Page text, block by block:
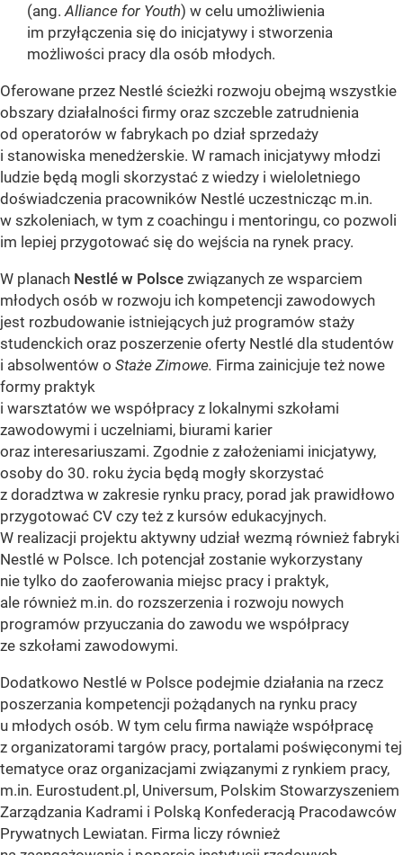
(ang. Alliance for Youth) w celu umożliwienia
im przyłączenia się do inicjatywy i stworzenia
możliwości pracy dla osób młodych.
Oferowane przez Nestlé ścieżki rozwoju obejmą wszystkie
obszary działalności firmy oraz szczeble zatrudnienia
od operatorów w fabrykach po dział sprzedaży
i stanowiska menedżerskie. W ramach inicjatywy młodzi
ludzie będą mogli skorzystać z wiedzy i wieloletniego
doświadczenia pracowników Nestlé uczestnicząc m.in.
w szkoleniach, w tym z coachingu i mentoringu, co pozwoli
im lepiej przygotować się do wejścia na rynek pracy.
W planach Nestlé w Polsce związanych ze wsparciem
młodych osób w rozwoju ich kompetencji zawodowych
jest rozbudowanie istniejących już programów staży
studenckich oraz poszerzenie oferty Nestlé dla studentów
i absolwentów o Staże Zimowe. Firma zainicjuje też nowe
formy praktyk
i warsztatów we współpracy z lokalnymi szkołami
zawodowymi i uczelniami, biurami karier
oraz interesariuszami. Zgodnie z założeniami inicjatywy,
osoby do 30. roku życia będą mogły skorzystać
z doradztwa w zakresie rynku pracy, porad jak prawidłowo
przygotować CV czy też z kursów edukacyjnych.
W realizacji projektu aktywny udział wezmą również fabryki
Nestlé w Polsce. Ich potencjał zostanie wykorzystany
nie tylko do zaoferowania miejsc pracy i praktyk,
ale również m.in. do rozszerzenia i rozwoju nowych
programów przyuczania do zawodu we współpracy
ze szkołami zawodowymi.
Dodatkowo Nestlé w Polsce podejmie działania na rzecz
poszerzania kompetencji pożądanych na rynku pracy
u młodych osób. W tym celu firma nawiąże współpracę
z organizatorami targów pracy, portalami poświęconymi tej
tematyce oraz organizacjami związanymi z rynkiem pracy,
m.in. Eurostudent.pl, Universum, Polskim Stowarzyszeniem
Zarządzania Kadrami i Polską Konfederacją Pracodawców
Prywatnych Lewiatan. Firma liczy również